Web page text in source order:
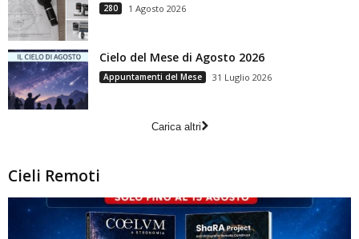
280 1 Agosto 2026
Cielo del Mese di Agosto 2026
Appuntamenti del Mese 31 Luglio 2026
Carica altri
Cieli Remoti